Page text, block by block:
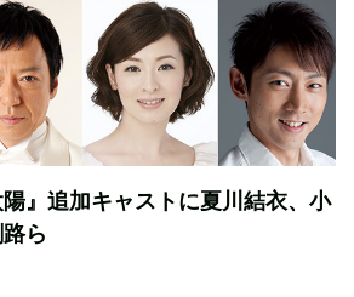
陽』追加キャストに夏川結衣、小
ら